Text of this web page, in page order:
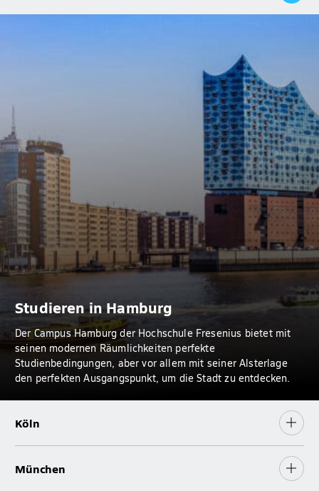
Studieren in Hamburg
Der Campus Hamburg der Hochschule Fresenius bietet mit
seinen modernen Räumlichkeiten perfekte
Studienbedingungen, aber vor allem mit seiner Alsterlage
den perfekten Ausgangspunkt, um die Stadt zu entdecken.
Köln
München